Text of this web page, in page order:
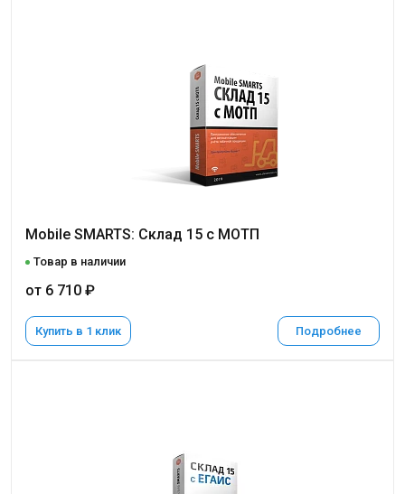
Mobile SMARTS: Склад 15 с МОТП
Товар в наличии
от 6 710 ₽
Купить в 1 клик Подробнее